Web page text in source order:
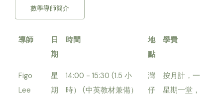
數學導師簡介
導師
日
期
時間
地
點
學費
Figo
Lee
星
期
14:00 - 15:30 (1.5 小
時） (中英教材兼備）
灣
仔
按月計，一
星期一堂，